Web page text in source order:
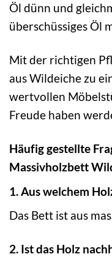
Öl dünn und
überschüssiges Öl
Mit der richtigen
aus Wildeiche zu
wertvollen
Freude haben
Häufig gestellte
Massivholzbett
1. Aus welchem
Das Bett ist aus
2. Ist das Holz